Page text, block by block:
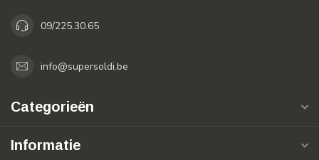
09/225.30.65
info@supersoldi.be
Categorieën
Informatie